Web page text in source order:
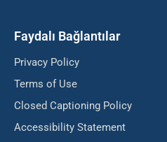
Faydalı Bağlantılar
Privacy Policy
Terms of Use
Closed Captioning Policy
Accessibility Statement